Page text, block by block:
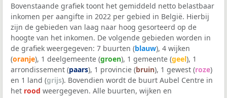
Bovenstaande grafiek toont het gemiddeld netto belastbaar
inkomen per aangifte in 2022 per gebied in België. Hierbij
zijn de gebieden van laag naar hoog gesorteerd op de
hoogte van het inkomen. De volgende gebieden worden in
de grafiek weergegeven: 7 buurten (blauw), 4 wijken
(oranje), 1 deelgemeente (groen), 1 gemeente (geel), 1
arrondissement (paars), 1 provincie (bruin), 1 gewest (roze)
en 1 land (grijs). Bovendien wordt de buurt Aubel Centre in
het rood weergegeven. Alle buurten, wijken en